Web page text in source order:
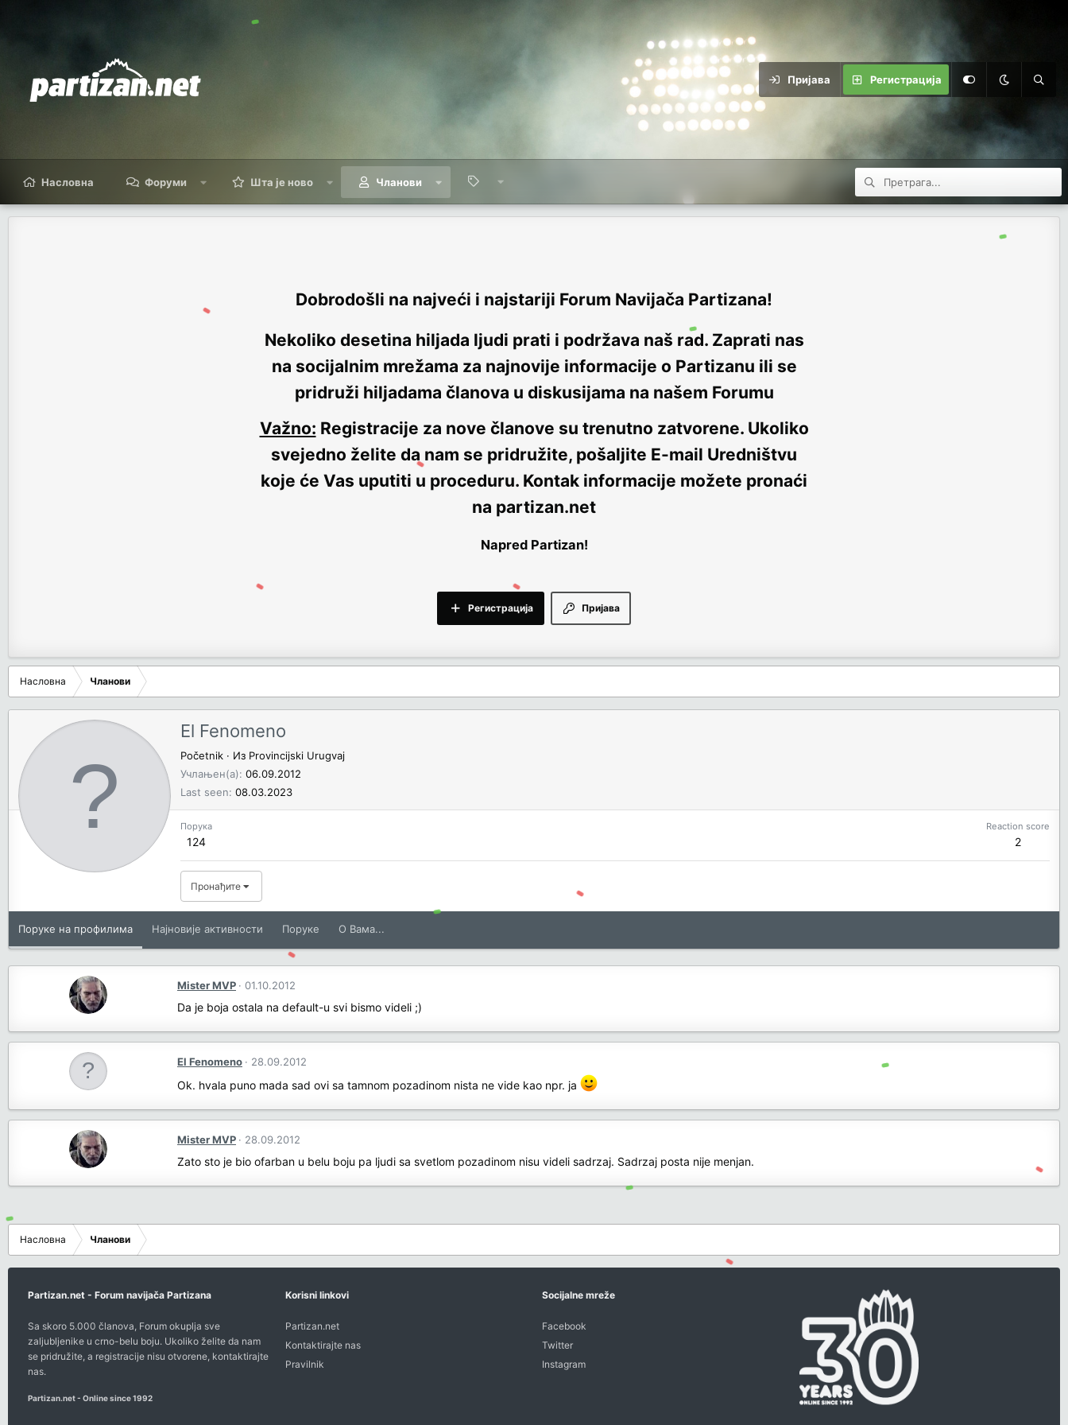
Пријава Регистрација
Насловна Форуми Шта је ново Чланови
Dobrodošli na najveći i najstariji Forum Navijača Partizana!
Nekoliko desetina hiljada ljudi prati i podržava naš rad. Zaprati nas
na socijalnim mrežama za najnovije informacije o Partizanu ili se
pridruži hiljadama članova u diskusijama na našem Forumu
Važno: Registracije za nove članove su trenutno zatvorene. Ukoliko
svejedno želite da nam se pridružite, pošaljite E-mail Uredništvu
koje će Vas uputiti u proceduru. Kontak informacije možete pronaći
na partizan.net
Napred Partizan!
Пријава
Регистрација
Насловна Чланови
El Fenomeno
Početnik · Из Provincijski Urugvaj
Учлањен(а) 06.09.2012
Last seen 08.03.2023
Порука
124
Reaction score
2
Пронађите
Поруке на профилима Најновије активности Поруке O Вама...
Mister MVP 01.10.2012
Da je boja ostala na default-u svi bismo videli ;)
El Fenomeno 28.09.2012
Ok. hvala puno mada sad ovi sa tamnom pozadinom nista ne vide kao npr. ja
Mister MVP 28.09.2012
Zato sto je bio ofarban u belu boju pa ljudi sa svetlom pozadinom nisu videli sadrzaj. Sadrzaj posta nije menjan.
Насловна Чланови
Partizan.net - Forum navijača Partizana
Sa skoro 5.000 članova, Forum okuplja sve
zaljubljenike u crno-belu boju. Ukoliko želite da nam
se pridružite, a registracije nisu otvorene, kontaktirajte
nas.
Partizan.net - Online since 1992
Korisni linkovi
Partizan.net
Kontaktirajte nas
Pravilnik
Socijalne mreže
Facebook
Twitter
Instagram